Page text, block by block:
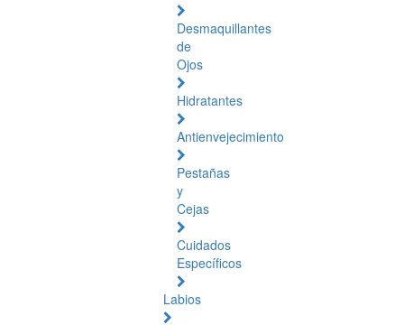
Desmaquillantes
de
Ojos
Hidratantes
Antienvejecimiento
Pestañas
y
Cejas
Cuidados
Específicos
Labios